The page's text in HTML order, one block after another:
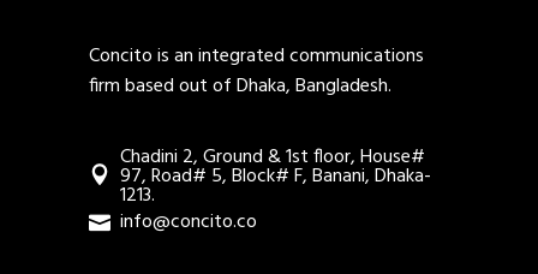
Concito is an integrated communications
firm based out of Dhaka, Bangladesh.
Chadini 2, Ground & 1st floor, House#
97, Road# 5, Block# F, Banani, Dhaka-
1213.
info@concito.co